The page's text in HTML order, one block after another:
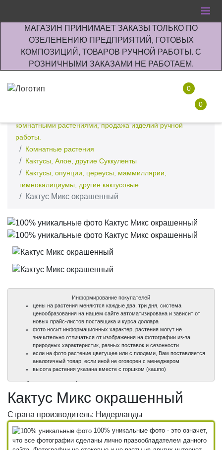
МАГАЗИН ПРИНИМАЕТ ЗАКАЗЫ ТОЛЬКО ПО
ОЗЕЛЕНЕНИЮ ПРЕДПРИЯТИЙ, ГОТОВЫХ
КОМПОЗИЦИЙ, ТОВАРОВ РУЧНОЙ РАБОТЫ. С
РОЗНИЧНЫМИ ЗАКАЗАМИ НЕ РАБОТАЕМ.
0
0
комнатными растениями, продажа изделий ручной
работы.
Комнатные растения
Кактусы, Алое, другие Суккуленты
Кактусы, опунции, цереусы, маммиллярии,
гимнокалициумы, другие кактусовые
Кактус Микс окрашенный
100%
100%
Информирование покупателей
цены на растения меняются каждые два, три дня, система
ценообразования на нашем сайте автоматизирована и зависит от
новых прайс-листов поставщика и курса доллара
фото носит информационных характер, растения могут не
значительно отличаться от изображения на фотографии из-за
природных характеристик, разных поставок и сезонности
если на фото растение цветущее или с плодами, Вам поставляется
аналогичный товар, если иной не оговорен с менеджером
высота растения указана вместе с горшком (кашпо)
Кактус Микс окрашенный
Страна производитель: Нидерланды
100% уникальные фото - это означет,
что все фотографии сделаны лично правообладателем данного